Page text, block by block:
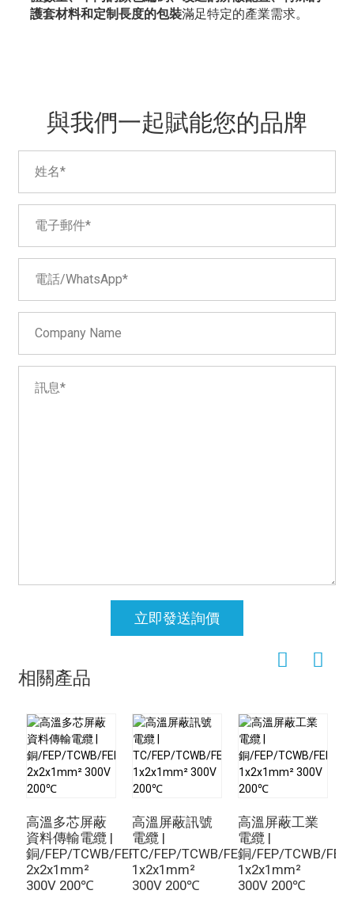
護套材料和定制長度的包裝滿足特定的產業需求。
與我們一起賦能您的品牌
立即發送詢價
相關產品
高溫多芯屏蔽
資料傳輸電纜 |
銅/FEP/TCWB/FEP
2x2x1mm²
300V 200℃
高溫屏蔽訊號
電纜 |
TC/FEP/TCWB/FEP
1x2x1mm²
300V 200℃
高溫屏蔽工業
電纜 |
銅/FEP/TCWB/FEP
1x2x1mm²
300V 200℃